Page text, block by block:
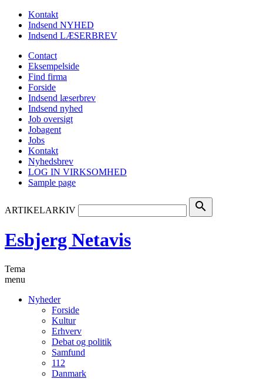
Kontakt
Indsend NYHED
Indsend LÆSERBREV
Contact
Eksempelside
Find firma
Forside
Indsend læserbrev
Indsend nyhed
Job oversigt
Jobagent
Jobs
Kontakt
Nyhedsbrev
LOG IN VIRKSOMHED
Sample page
ARTIKELARKIV search
Esbjerg Netavis
Tema
menu
Nyheder
Forside
Kultur
Erhverv
Debat og politik
Samfund
112
Danmark